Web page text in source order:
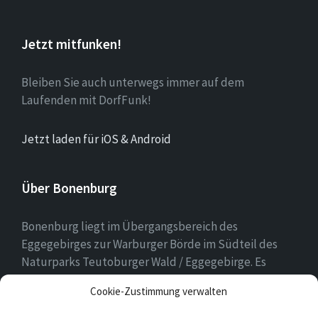
Cookie-Zustimmung verwalten
Jetzt mitfunken!
Bleiben Sie auch unterwegs immer auf dem
Laufenden mit DorfFunk!
Jetzt laden für iOS & Android
Über Bonenburg
Bonenburg liegt im Übergangsbereich des
Eggegebirges zur Warburger Börde im Südteil des
Naturparks Teutoburger Wald / Eggegebirge. Es
gehört zur Stadt Warburg und dem Kreis Höxter in
Nordrhein-Westfalen.